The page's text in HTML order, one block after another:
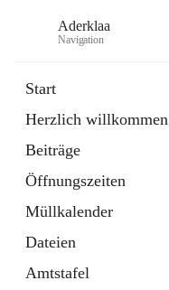
Aderklaa
Navigation
Start
Herzlich willkommen
Beiträge
Öffnungszeiten
Müllkalender
Dateien
Amtstafel
6 Schnellzugriffe
Gemeinde
3 Schnellzugriffe